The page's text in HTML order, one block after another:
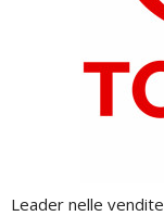
Leader nelle